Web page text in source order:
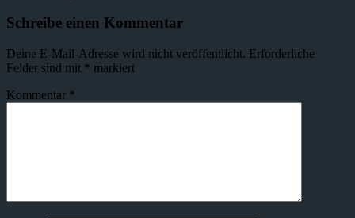
Schreibe einen Kommentar
Deine E-Mail-Adresse wird nicht veröffentlicht. Erforderliche
Felder sind mit * markiert
Kommentar *